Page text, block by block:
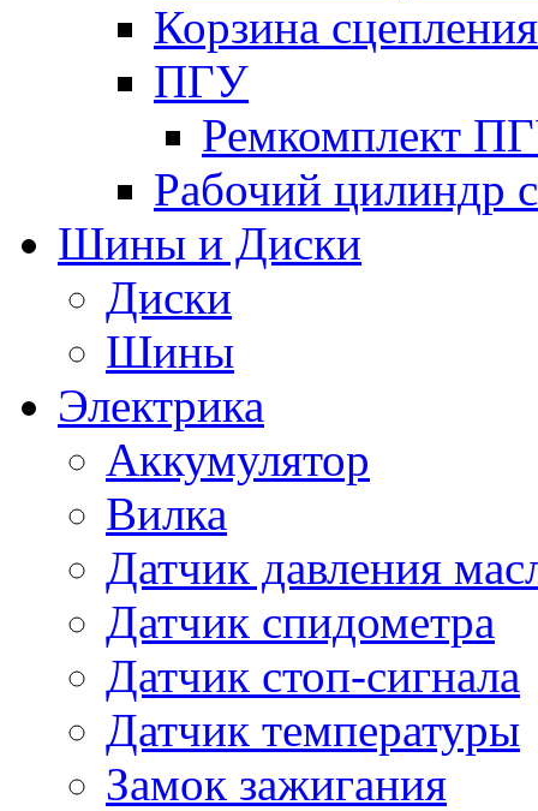
Корзина сцепления
ПГУ
Ремкомплект
Рабочий цилиндр
Шины и Диски
Диски
Шины
Электрика
Аккумулятор
Вилка
Датчик давления
Датчик спидометра
Датчик стоп-сигнала
Датчик температуры
Замок зажигания